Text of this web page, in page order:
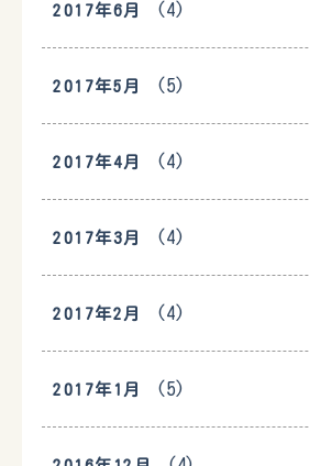
2017年6月 (4)
2017年5月 (5)
2017年4月 (4)
2017年3月 (4)
2017年2月 (4)
2017年1月 (5)